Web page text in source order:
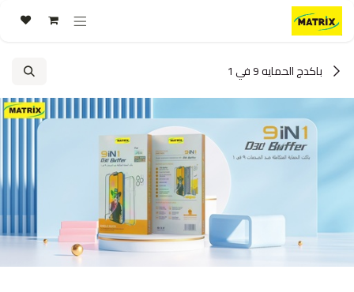
تخطي للذهاب إلى المحتوى
باكدج الحمايه 9 في 1